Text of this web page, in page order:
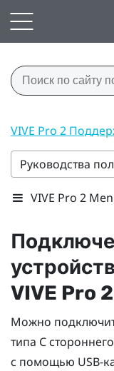
VIVE Pro 2
Руководства
VIVE Pro 2
VIVE Pro 2
Можно
типа C
с помощью USB-